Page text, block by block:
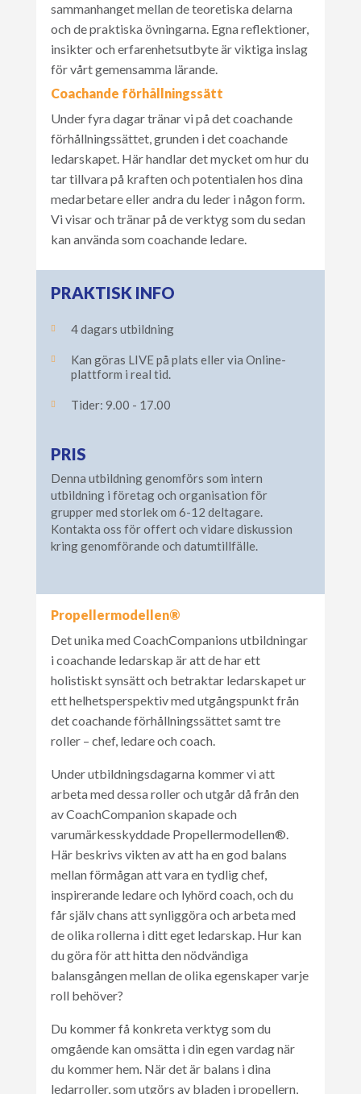
sammanhanget mellan de teoretiska delarna
och de praktiska övningarna. Egna reflektioner,
insikter och erfarenhetsutbyte är viktiga inslag
för vårt gemensamma lärande.
Coachande förhållningssätt
Under fyra dagar tränar vi på det coachande
förhållningssättet, grunden i det coachande
ledarskapet. Här handlar det mycket om hur du
tar tillvara på kraften och potentialen hos dina
medarbetare eller andra du leder i någon form.
Vi visar och tränar på de verktyg som du sedan
kan använda som coachande ledare.
PRAKTISK INFO
 4 dagars utbildning

Kan göras LIVE på plats eller via Online-
plattform i real tid.
 Tider: 9.00 - 17.00
PRIS
Denna utbildning genomförs som intern
utbildning i företag och organisation för
grupper med storlek om 6-12 deltagare.
Kontakta oss för offert och vidare diskussion
kring genomförande och datumtillfälle.
Propellermodellen®
Det unika med CoachCompanions utbildningar
i coachande ledarskap är att de har ett
holistiskt synsätt och betraktar ledarskapet ur
ett helhetsperspektiv med utgångspunkt från
det coachande förhållningssättet samt tre
roller – chef, ledare och coach.
Under utbildningsdagarna kommer vi att
arbeta med dessa roller och utgår då från den
av CoachCompanion skapade och
varumärkesskyddade Propellermodellen®.
Här beskrivs vikten av att ha en god balans
mellan förmågan att vara en tydlig chef,
inspirerande ledare och lyhörd coach, och du
får själv chans att synliggöra och arbeta med
de olika rollerna i ditt eget ledarskap. Hur kan
du göra för att hitta den nödvändiga
balansgången mellan de olika egenskaper varje
roll behöver?
Du kommer få konkreta verktyg som du
omgående kan omsätta i din egen vardag när
du kommer hem. När det är balans i dina
ledarroller, som utgörs av bladen i propellern,